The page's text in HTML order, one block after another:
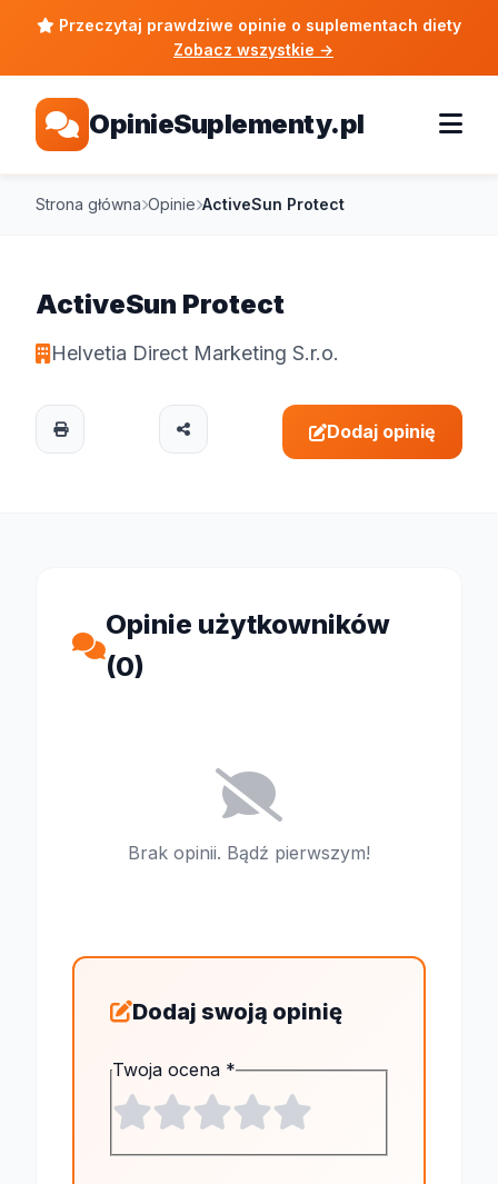
Przeczytaj prawdziwe opinie o suplementach diety
Zobacz wszystkie →
OpinieSuplementy.pl
Strona główna Opinie ActiveSun Protect
ActiveSun Protect
Helvetia Direct Marketing S.r.o.
Dodaj opinię
Opinie użytkowników
(0)
Brak opinii. Bądź pierwszym!
Dodaj swoją opinię
Twoja ocena *